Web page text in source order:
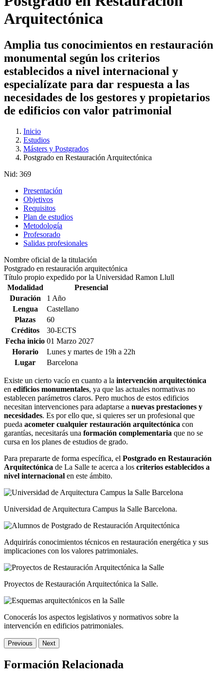
Arquitectónica
Amplia tus conocimientos en restauración
monumental según los criterios
establecidos a nivel internacional y
especialízate para dar respuesta a las
necesidades de los gestores y propietarios
de edificios con valor patrimonial
Inicio
Estudios
Másters y Postgrados
Postgrado en Restauración Arquitectónica
Nid: 369
Presentación
Objetivos
Requisitos
Plan de estudios
Metodología
Profesorado
Salidas profesionales
Nombre oficial de la titulación
Postgrado en restauración arquitectónica
Título propio expedido por la Universidad Ramon Llull
Modalidad
Presencial
Duración
1 Año
Lengua
Castellano
Plazas
60
Créditos
30-ECTS
Fecha inicio 01 Marzo 2027
Horario
Lunes y martes de 19h a 22h
Lugar
Barcelona
Existe un cierto vacío en cuanto a la intervención arquitectónica
en edificios monumentales, ya que las actuales normativas no
establecen parámetros claros. Pero muchos de estos edificios
necesitan intervenciones para adaptarse a nuevas prestaciones y
necesidades. Es por ello que, si quieres ser un profesional que
pueda acometer cualquier restauración arquitectónica con
garantías, necesitarás una formación complementaria que no se
cursa en los planes de estudios de grado.
Para prepararte de forma específica, el Postgrado en Restauración
Arquitectónica de La Salle te acerca a los criterios establecidos a
nivel internacional en este ámbito.
Universidad de Arquitectura Campus la Salle Barcelona.
Adquirirás conocimientos técnicos en restauración energética y sus
implicaciones con los valores patrimoniales.
Proyectos de Restauración Arquitectónica la Salle.
Conocerás los aspectos legislativos y normativos sobre la
intervención en edificios patrimoniales.
Previous Next
Formación Relacionada